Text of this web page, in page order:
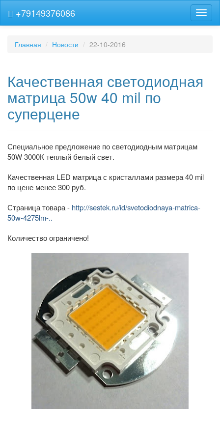
+79149376086
Главная Новости 22-10-2016
Качественная светодиодная
матрица 50w 40 mil по
суперцене
Специальное предложение по светодиодным матрицам
50W 3000К теплый белый свет.
Качественная LED матрица с кристаллами размера 40 mil
по цене менее 300 руб.
Страница товара - http://sestek.ru/id/svetodiodnaya-matrica-
50w-4275lm-..
Количество ограничено!